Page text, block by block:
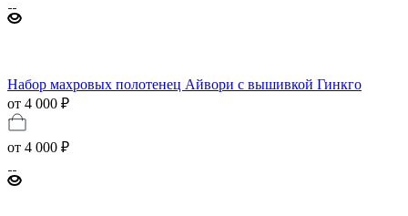
Набор махровых полотенец Айвори с вышивкой Гинкго
от 4 000 ₽
от 4 000 ₽